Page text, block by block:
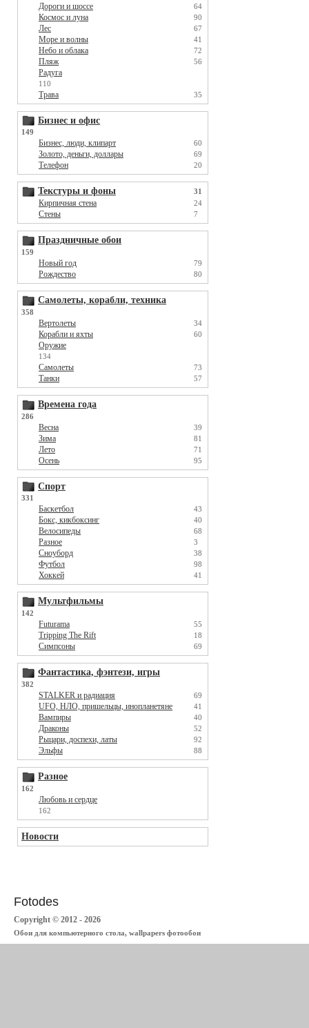
Дороги и шоссе 64
Космос и луна 90
Лес 67
Море и волны 41
Небо и облака 72
Пляж 56
Радуга
110
Трава 35
Бизнес и офис
149
Бизнес, люди, клипарт 60
Золото, деньги, доллары 69
Телефон 20
Текстуры и фоны 31
Кирпичная стена 24
Стены 7
Праздничные обои
159
Новый год 79
Рождество 80
Самолеты, корабли, техника
358
Вертолеты 34
Корабли и яхты 60
Оружие
134
Самолеты 73
Танки 57
Времена года
286
Весна 39
Зима 81
Лето 71
Осень 95
Спорт
331
Баскетбол 43
Бокс, кикбоксинг 40
Велосипеды 68
Разное 3
Сноуборд 38
Футбол 98
Хоккей 41
Мультфильмы
142
Futurama 55
Tripping The Rift 18
Симпсоны 69
Фантастика, фэнтези, игры
382
STALKER и радиация 69
UFO, НЛО, пришельцы, инопланетяне 41
Вампиры 40
Драконы 52
Рыцари, доспехи, латы 92
Эльфы 88
Разное
162
Любовь и сердце
162
Новости
Fotodes
Copyright © 2012 - 2026
Обои для компьютерного стола, wallpapers фотообои